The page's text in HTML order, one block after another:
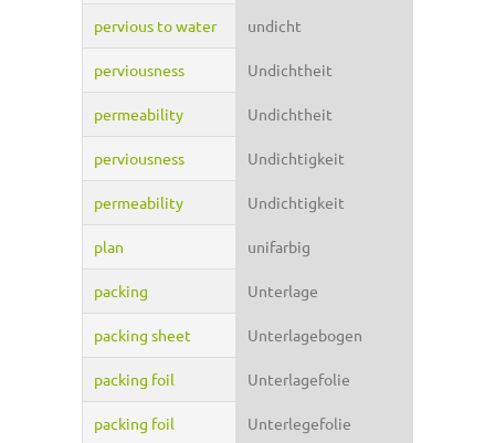
pervious to water undicht
perviousness Undichtheit
permeability Undichtheit
perviousness Undichtigkeit
permeability Undichtigkeit
plan unifarbig
packing Unterlage
packing sheet Unterlagebogen
packing foil Unterlagefolie
packing foil Unterlegefolie